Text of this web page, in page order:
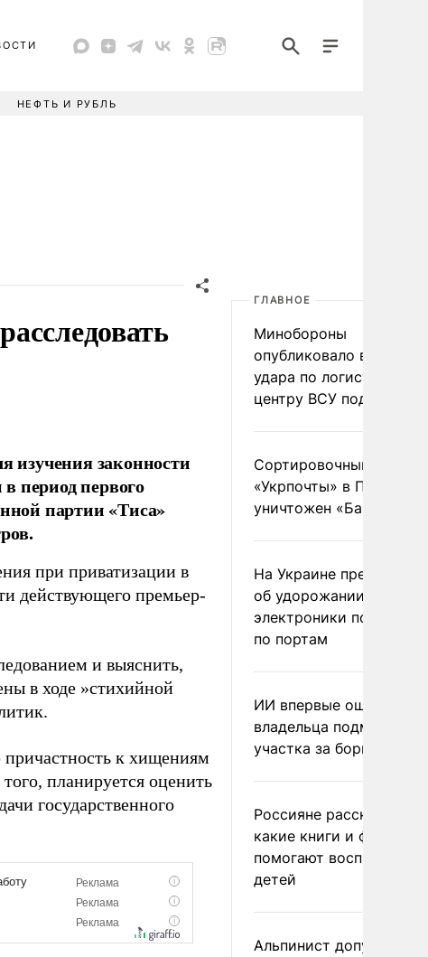
НЕФТЬ И РУБЛЬ
изучения законности
период первого
партии «Тиса»
при приватизации в
действующего премьер-
и выяснить,
в ходе »стихийной
к хищениям
планируется оценить
государственного
ГЛАВНОЕ
Минобороны
опубликовало видео
удара по
центру ВСУ под Киевом
Сортировочный пункт
«Укрпочты» в
уничтожен
На Украине
об удорожании
электроники после
по портам
ИИ впервые
владельца
участка за борщевик
Россияне рассказали,
какие книги и фильмы
помогают воспитывать
детей
Альпинист допустил